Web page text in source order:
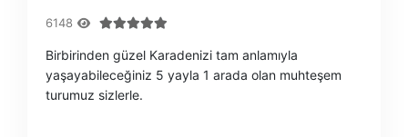
6148
Birbirinden güzel Karadenizi tam anlamıyla
yaşayabileceğiniz 5 yayla 1 arada olan muhteşem
turumuz sizlerle.